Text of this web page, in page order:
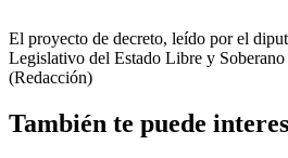
El proyecto de decreto, leído por el
Legislativo del Estado Libre y
(Redacción)
También te puede